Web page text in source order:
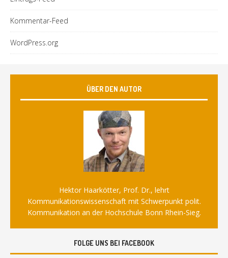
Kommentar-Feed
WordPress.org
ÜBER DEN AUTOR
Hektor Haarkötter, Prof. Dr., lehrt
Kommunikationswissenschaft mit Schwerpunkt polit.
Kommunikation an der Hochschule Bonn Rhein-Sieg.
FOLGE UNS BEI FACEBOOK